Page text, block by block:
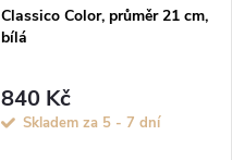
Classico Color, průměr 21 cm,
bílá
840 Kč
Skladem za 5 - 7 dní